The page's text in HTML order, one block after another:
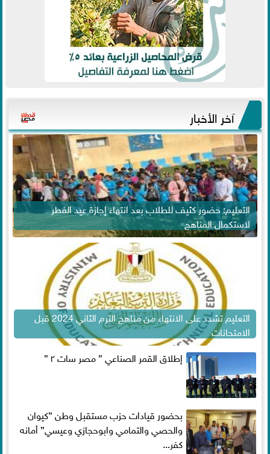
آخر الأخبار
التعليم: حضور كثيف للطلاب بعد انتهاء إجازة عيد الفطر
لاستكمال المناهج
التعليم تشدد على الانتهاء من مناهج الترم الثاني 2024 قبل
الامتحانات
إطلاق القمر الصناعي ” مصر سات ٢ ”
بحضور قيادات حزب مستقبل وطن ”كيوان
والحصي والتمامي وابوحجازي وعيسي” أمانه
كفر...